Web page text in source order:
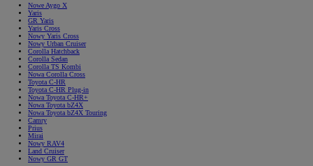
Nowe Aygo X
Yaris
GR Yaris
Yaris Cross
Nowy Yaris Cross
Nowy Urban Cruiser
Corolla Hatchback
Corolla Sedan
Corolla TS Kombi
Nowa Corolla Cross
Toyota C-HR
Toyota C-HR Plug-in
Nowa Toyota C-HR+
Nowa Toyota bZ4X
Nowa Toyota bZ4X Touring
Camry
Prius
Mirai
Nowy RAV4
Land Cruiser
Nowy GR GT